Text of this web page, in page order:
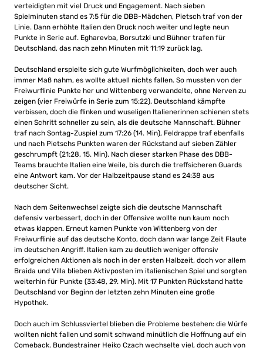
verteidigten mit viel Druck und Engagement. Nach sieben
Spielminuten stand es 7:5 für die DBB-Mädchen, Pietsch traf von der
Linie. Dann erhöhte Italien den Druck noch weiter und legte neun
Punkte in Serie auf. Egharevba, Borsutzki und Bühner trafen für
Deutschland, das nach zehn Minuten mit 11:19 zurück lag.
Deutschland erspielte sich gute Wurfmöglichkeiten, doch wer auch
immer Maß nahm, es wollte aktuell nichts fallen. So mussten von der
Freiwurflinie Punkte her und Wittenberg verwandelte, ohne Nerven zu
zeigen (vier Freiwürfe in Serie zum 15:22). Deutschland kämpfte
verbissen, doch die flinken und wuseligen Italienerinnen schienen stets
einen Schritt schneller zu sein, als die deutsche Mannschaft. Bühner
traf nach Sontag-Zuspiel zum 17:26 (14. Min), Feldrappe traf ebenfalls
und nach Pietschs Punkten waren der Rückstand auf sieben Zähler
geschrumpft (21:28, 15. Min). Nach dieser starken Phase des DBB-
Teams brauchte Italien eine Weile, bis durch die treffsicheren Guards
eine Antwort kam. Vor der Halbzeitpause stand es 24:38 aus
deutscher Sicht.
Nach dem Seitenwechsel zeigte sich die deutsche Mannschaft
defensiv verbessert, doch in der Offensive wollte nun kaum noch
etwas klappen. Erneut kamen Punkte von Wittenberg von der
Freiwurflinie auf das deutsche Konto, doch dann war lange Zeit Flaute
im deutschen Angriff. Italien kam zu deutlich weniger offensiv
erfolgreichen Aktionen als noch in der ersten Halbzeit, doch vor allem
Braida und Villa blieben Aktivposten im italienischen Spiel und sorgten
weiterhin für Punkte (33:48, 29. Min). Mit 17 Punkten Rückstand hatte
Deutschland vor Beginn der letzten zehn Minuten eine große
Hypothek.
Doch auch im Schlussviertel blieben die Probleme bestehen: die Würfe
wollten nicht fallen und somit schwand minütlich die Hoffnung auf ein
Comeback. Bundestrainer Heiko Czach wechselte viel, doch auch von